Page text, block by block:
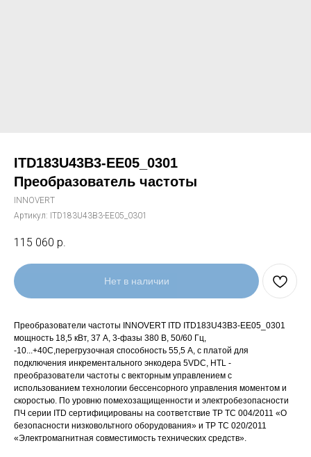
ITD183U43B3-EE05_0301
Преобразователь частоты
INNOVERT
Артикул: ITD183U43B3-EE05_0301
115 060 р.
Нет в наличии
Преобразователи частоты INNOVERT ITD ITD183U43B3-EE05_0301
мощность 18,5 кВт, 37 А, 3-фазы 380 В, 50/60 Гц,
-10...+40С,перегрузочная способность 55,5 А, с платой для
подключения инкрементального энкодера 5VDC, HTL -
преобразователи частоты с векторным управлением с
использованием технологии бессенсорного управления моментом и
скоростью. По уровню помехозащищенности и электробезопасности
ПЧ серии ITD сертифицированы на соответствие ТР ТС 004/2011 «О
безопасности низковольтного оборудования» и ТР ТС 020/2011
«Электромагнитная совместимость технических средств».